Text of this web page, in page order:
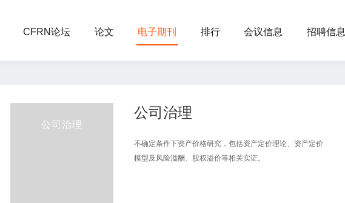
CFRN论坛 论文 电子期刊 排行 会议信息 招聘信息
公司治理
公司治理
不确定条件下资产价格研究，包括资产定价理论、资产定价
模型及风险溢酬、股权溢价等相关实证。